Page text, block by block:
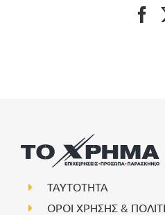
ΤΑΥΤΟΤΗΤΑ
ΟΡΟΙ ΧΡΗΣΗΣ &